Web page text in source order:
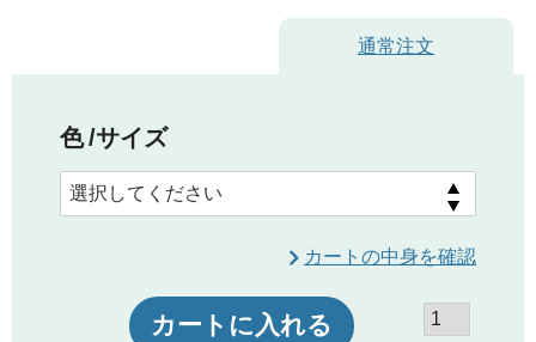
通常注文
色 サイズ
カートの中身を確認
カートに入れる